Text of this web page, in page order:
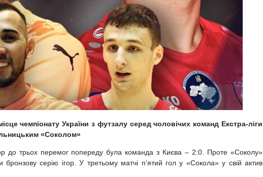
чемпіонату України з футзалу серед чоловічих команд Екстра-ліги
«Соколом»
до трьох перемог попереду була команда з Києва – 2:0. Проте «Соколу»
серію ігор. У третьому матчі п’ятий гол у «Сокола» у свій актив